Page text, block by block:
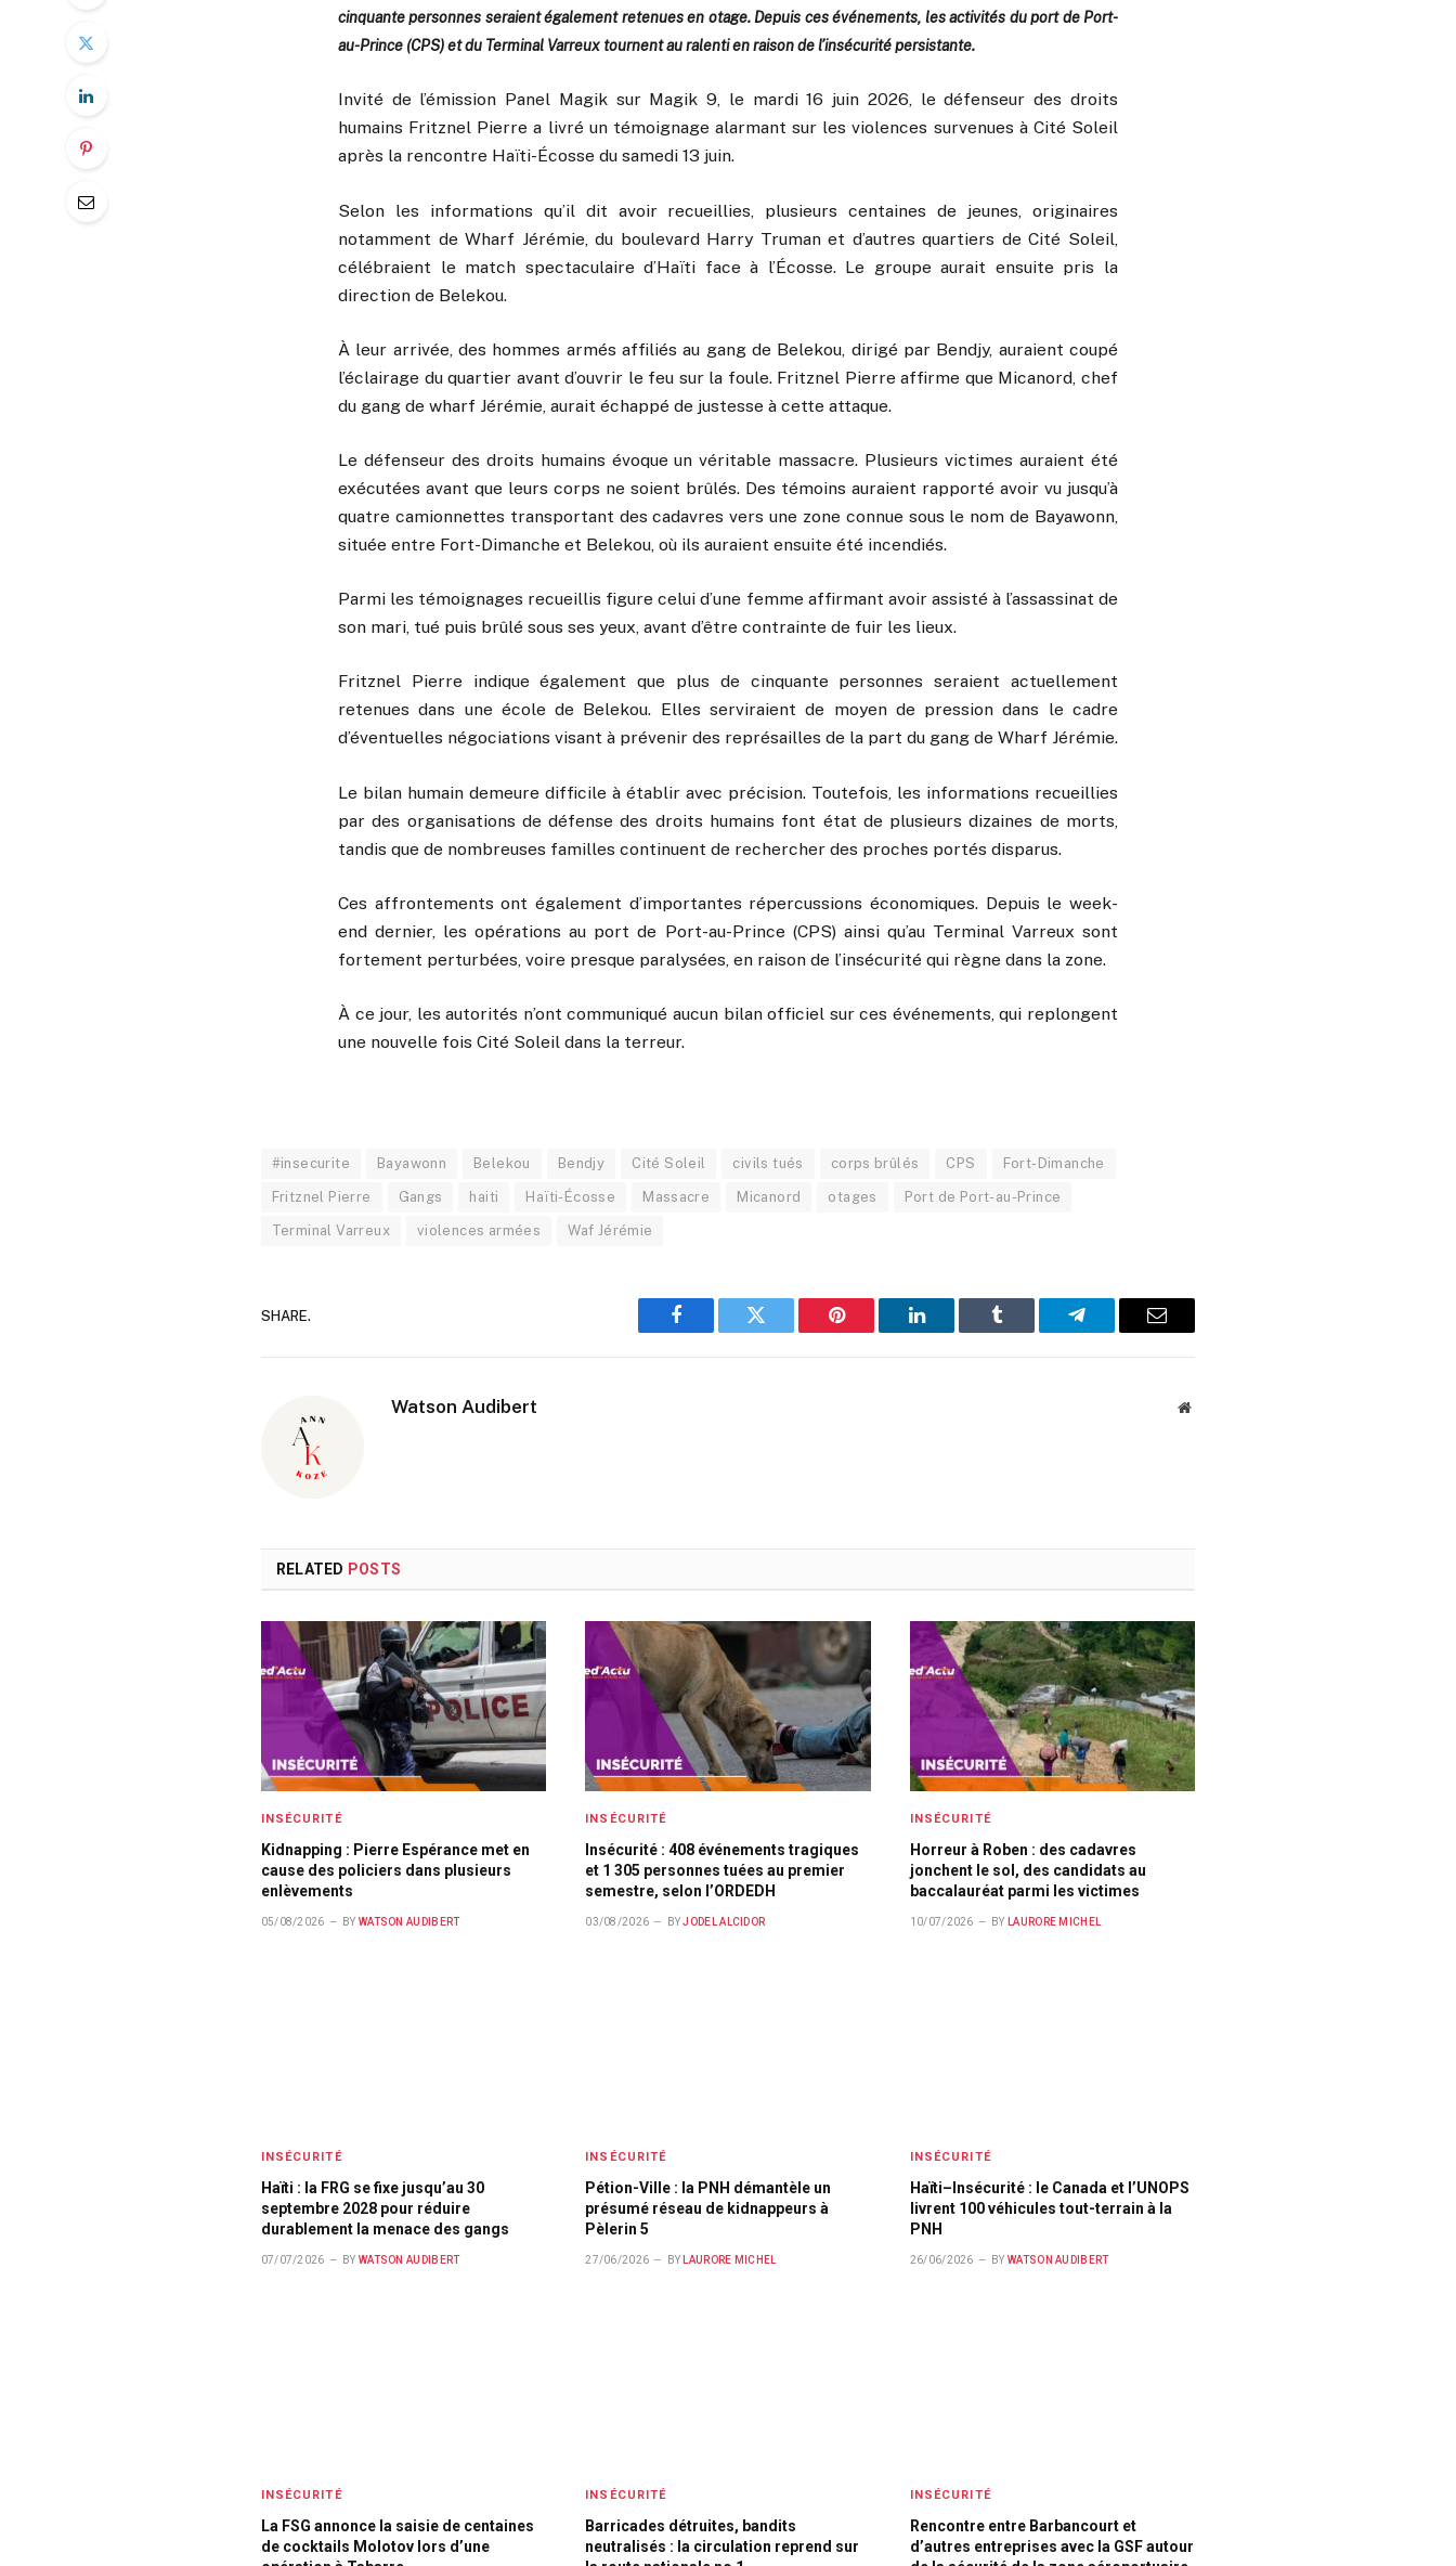
cinquante personnes seraient également retenues en otage. Depuis ces événements, les activités du port de Port-
au-Prince (CPS) et du Terminal Varreux tournent au ralenti en raison de l’insécurité persistante.
Invité de l’émission Panel Magik sur Magik 9, le mardi 16 juin 2026, le défenseur des droits
humains Fritznel Pierre a livré un témoignage alarmant sur les violences survenues à Cité Soleil
après la rencontre Haïti-Écosse du samedi 13 juin.
Selon les informations qu’il dit avoir recueillies, plusieurs centaines de jeunes, originaires
notamment de Wharf Jérémie, du boulevard Harry Truman et d’autres quartiers de Cité Soleil,
célébraient le match spectaculaire d’Haïti face à l’Écosse. Le groupe aurait ensuite pris la
direction de Belekou.
À leur arrivée, des hommes armés affiliés au gang de Belekou, dirigé par Bendjy, auraient coupé
l’éclairage du quartier avant d’ouvrir le feu sur la foule. Fritznel Pierre affirme que Micanord, chef
du gang de wharf Jérémie, aurait échappé de justesse à cette attaque.
Le défenseur des droits humains évoque un véritable massacre. Plusieurs victimes auraient été
exécutées avant que leurs corps ne soient brûlés. Des témoins auraient rapporté avoir vu jusqu’à
quatre camionnettes transportant des cadavres vers une zone connue sous le nom de Bayawonn,
située entre Fort-Dimanche et Belekou, où ils auraient ensuite été incendiés.
Parmi les témoignages recueillis figure celui d’une femme affirmant avoir assisté à l’assassinat de
son mari, tué puis brûlé sous ses yeux, avant d’être contrainte de fuir les lieux.
Fritznel Pierre indique également que plus de cinquante personnes seraient actuellement
retenues dans une école de Belekou. Elles serviraient de moyen de pression dans le cadre
d’éventuelles négociations visant à prévenir des représailles de la part du gang de Wharf Jérémie.
Le bilan humain demeure difficile à établir avec précision. Toutefois, les informations recueillies
par des organisations de défense des droits humains font état de plusieurs dizaines de morts,
tandis que de nombreuses familles continuent de rechercher des proches portés disparus.
Ces affrontements ont également d’importantes répercussions économiques. Depuis le week-
end dernier, les opérations au port de Port-au-Prince (CPS) ainsi qu’au Terminal Varreux sont
fortement perturbées, voire presque paralysées, en raison de l’insécurité qui règne dans la zone.
À ce jour, les autorités n’ont communiqué aucun bilan officiel sur ces événements, qui replongent
une nouvelle fois Cité Soleil dans la terreur.
#insecurite Bayawonn Belekou Bendjy Cité Soleil civils tués corps brûlés CPS Fort-Dimanche
Fritznel Pierre Gangs haiti Haïti-Écosse Massacre Micanord otages Port de Port-au-Prince
Terminal Varreux violences armées Waf Jérémie
SHARE.
Facebook Twitter Pinterest LinkedIn Tumblr Telegram Email
Watson Audibert Website
RELATED POSTS
INSÉCURITÉ
Kidnapping : Pierre Espérance met en
cause des policiers dans plusieurs
enlèvements
05/08/2026 BY WATSON AUDIBERT
INSÉCURITÉ
Insécurité : 408 événements tragiques
et 1 305 personnes tuées au premier
semestre, selon l’ORDEDH
03/08/2026 BY JODEL ALCIDOR
INSÉCURITÉ
Horreur à Roben : des cadavres
jonchent le sol, des candidats au
baccalauréat parmi les victimes
10/07/2026 BY LAURORE MICHEL
INSÉCURITÉ
Haïti : la FRG se fixe jusqu’au 30
septembre 2028 pour réduire
durablement la menace des gangs
07/07/2026 BY WATSON AUDIBERT
INSÉCURITÉ
Pétion-Ville : la PNH démantèle un
présumé réseau de kidnappeurs à
Pèlerin 5
27/06/2026 BY LAURORE MICHEL
INSÉCURITÉ
Haïti–Insécurité : le Canada et l’UNOPS
livrent 100 véhicules tout-terrain à la
PNH
26/06/2026 BY WATSON AUDIBERT
INSÉCURITÉ
La FSG annonce la saisie de centaines
de cocktails Molotov lors d’une
INSÉCURITÉ
Barricades détruites, bandits
neutralisés : la circulation reprend sur
INSÉCURITÉ
Rencontre entre Barbancourt et
d’autres entreprises avec la GSF autour